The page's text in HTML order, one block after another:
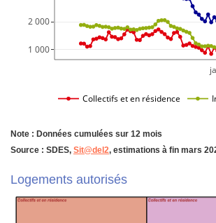
1 000
2 000
Collectifs et en résidence
Note : Données cumulées sur 12 mois
Source : SDES, Sit@del2, estimations à fin mars
Logements autorisés